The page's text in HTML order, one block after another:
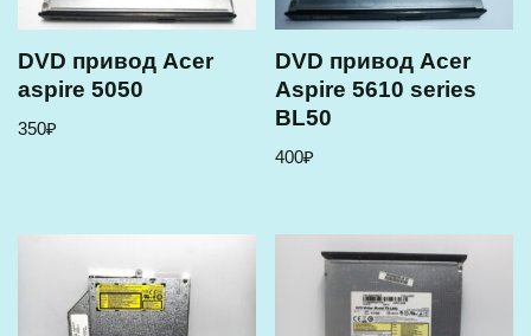
DVD привод Acer
aspire 5050
350₽
DVD привод Acer
Aspire 5610 series
BL50
400₽